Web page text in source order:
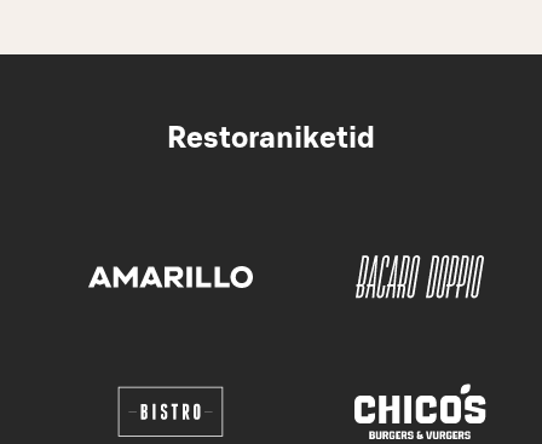
Restoraniketid